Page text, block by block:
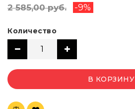
2 585,00 руб. -9%
Количество
В КОРЗИНУ